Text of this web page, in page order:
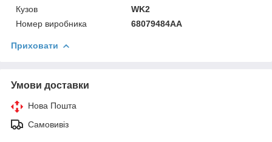
Кузов
WK2
Номер виробника
68079484AA
Приховати
Умови доставки
Нова Пошта
Самовивіз